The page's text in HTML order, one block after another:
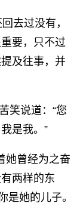
去过没有，
要，只不过
及往事，并
笑说道：“您
是我。”
她曾经为之奋
两样的东
是她的儿子。